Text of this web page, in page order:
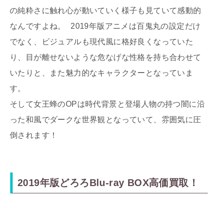
の純粋さに触れ心が動いていく様子も見ていて感動的
なんですよね。 2019年版アニメは百鬼丸の設定だけ
でなく、ビジュアルも現代風に格好良くなっていた
り、目が離せないような危なげな性格を持ち合わせて
いたりと、また魅力的なキャラクターとなっていま
す。
そして女王蜂のOPは時代背景と登場人物の持つ闇に沿
った和風でダークな世界観となっていて、雰囲気に圧
倒されます！
2019年版どろろBlu-ray BOX高価買取！